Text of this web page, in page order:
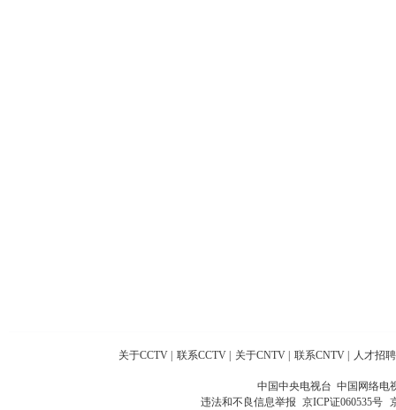
关于CCTV 联系CCTV 关于CNTV 联系CNTV 人才招聘
中国中央电视台 中国网络电
违法和不良信息举报 京ICP证060535号